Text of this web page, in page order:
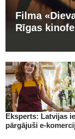
Filma
Rīgas
Eksperts: Latvijas
pārgājuši e-